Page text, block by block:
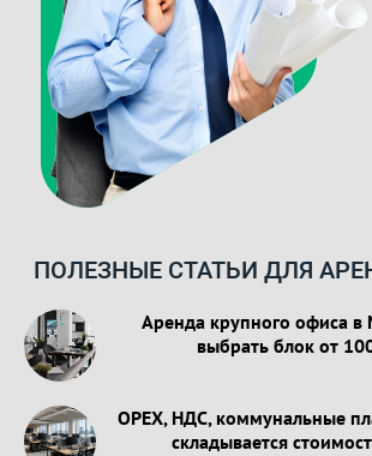
ПОЛЕЗНЫЕ СТАТЬИ ДЛЯ
Аренда крупного офиса в
выбрать блок от
OPEX, НДС, коммунальные
складывается